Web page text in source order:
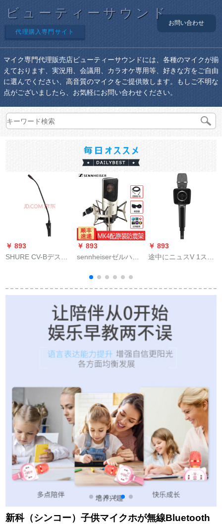
ビューティーサウンド
代理購入専門サイト
お問い合わせ
マイク専門代理販売店ビューティーサウンドには、各種のマイクが揃
えております、実況用、会議用、カラオケ専用等、好きな方をご自由
に選んでください、高音質のマイクをご提供致します。もしご不明な
点がございましたら、お気軽にお問い合わせください。
￥ 893
SHURE CV-Bデステ
CVG 12 RSネクマイ
￥ 893
sennheiserゼルハラ
録音専門用スタジオ
マイクキャスターキ
ト森海原装防震棚
￥ 893
途中にニュスV 1スマ
能合唱車FMカラオケ
リアディック一体マ
イク石黒
新科（シンコー）子供マイクホが無線Bluetooth